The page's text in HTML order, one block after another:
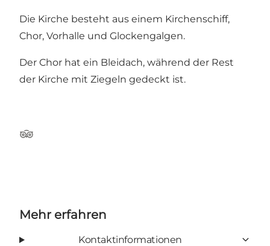
Die Kirche besteht aus einem Kirchenschiff,
Chor, Vorhalle und Glockengalgen.
Der Chor hat ein Bleidach, während der Rest
der Kirche mit Ziegeln gedeckt ist.
TripAdvisor
Mehr erfahren
Kontaktinformationen